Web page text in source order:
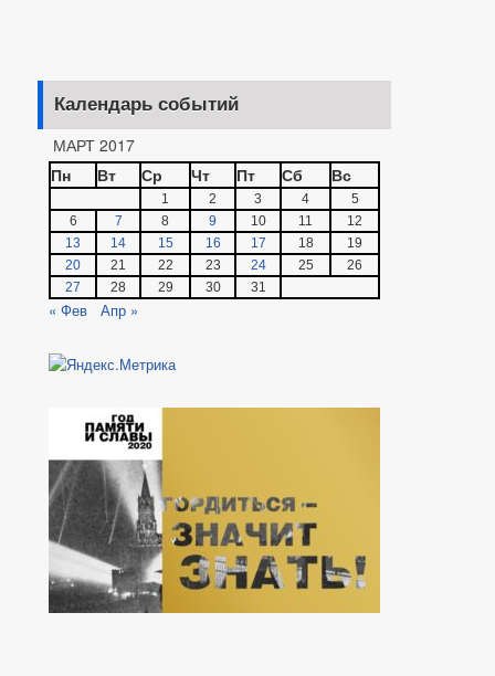
Календарь событий
МАРТ 2017
Пн
Вт Ср Чт Пт Сб Вс
1 2 3 4
5
6
7 8 9 10 11
12
13
14 15 16 17 18
19
20
21 22 23 24 25
26
27
28 29 30 31
« Фев Апр »